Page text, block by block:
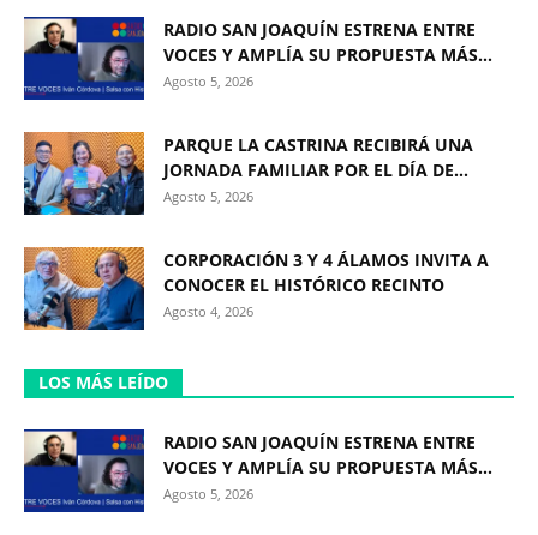
RADIO SAN JOAQUÍN ESTRENA ENTRE
VOCES Y AMPLÍA SU PROPUESTA MÁS...
Agosto 5, 2026
PARQUE LA CASTRINA RECIBIRÁ UNA
JORNADA FAMILIAR POR EL DÍA DE...
Agosto 5, 2026
CORPORACIÓN 3 Y 4 ÁLAMOS INVITA A
CONOCER EL HISTÓRICO RECINTO
Agosto 4, 2026
LOS MÁS LEÍDO
RADIO SAN JOAQUÍN ESTRENA ENTRE
VOCES Y AMPLÍA SU PROPUESTA MÁS...
Agosto 5, 2026